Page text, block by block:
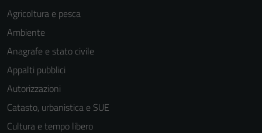
Agricoltura e pesca
Ambiente
Anagrafe e stato civile
Appalti pubblici
Autorizzazioni
Catasto, urbanistica e SUE
Cultura e tempo libero